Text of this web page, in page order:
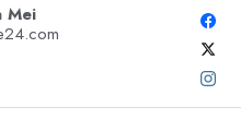
Mei